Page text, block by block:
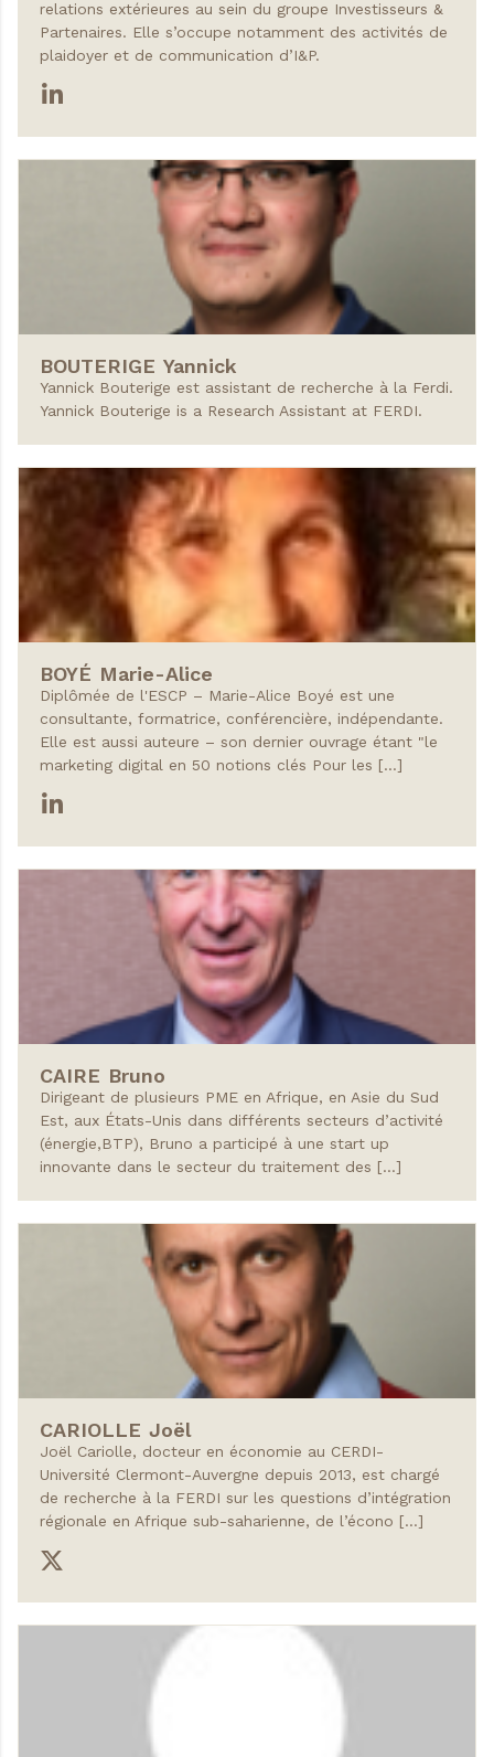
relations extérieures au sein du groupe Investisseurs &
Partenaires. Elle s’occupe notamment des activités de
plaidoyer et de communication d’I&P.
BOUTERIGE Yannick
Yannick Bouterige est assistant de recherche à la Ferdi.
Yannick Bouterige is a Research Assistant at FERDI.
BOYÉ Marie-Alice
Diplômée de l'ESCP – Marie-Alice Boyé est une
consultante, formatrice, conférencière, indépendante.
Elle est aussi auteure – son dernier ouvrage étant "le
marketing digital en 50 notions clés Pour les […]
CAIRE Bruno
Dirigeant de plusieurs PME en Afrique, en Asie du Sud
Est, aux États-Unis dans différents secteurs d’activité
(énergie,BTP), Bruno a participé à une start up
innovante dans le secteur du traitement des […]
CARIOLLE Joël
Joël Cariolle, docteur en économie au CERDI-
Université Clermont-Auvergne depuis 2013, est chargé
de recherche à la FERDI sur les questions d’intégration
régionale en Afrique sub-saharienne, de l’écono […]